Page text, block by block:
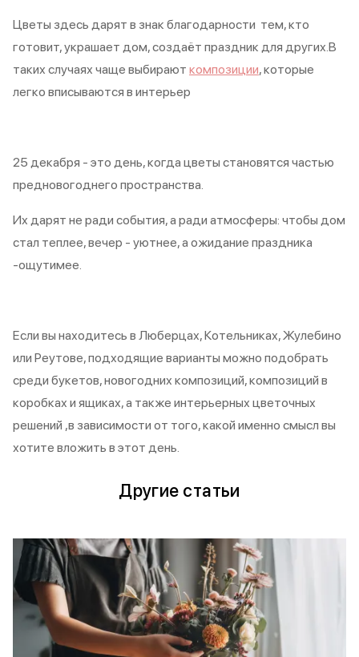
Цветы здесь дарят в знак благодарности тем, кто
готовит, украшает дом, создаёт праздник для других.В
таких случаях чаще выбирают композиции, которые
легко вписываются в интерьер
25 декабря - это день, когда цветы становятся частью
предновогоднего пространства.
Их дарят не ради события, а ради атмосферы: чтобы дом
стал теплее, вечер - уютнее, а ожидание праздника
-ощутимее.
Если вы находитесь в Люберцах, Котельниках, Жулебино
или Реутове, подходящие варианты можно подобрать
среди букетов, новогодних композиций, композиций в
коробках и ящиках, а также интерьерных цветочных
решений ,в зависимости от того, какой именно смысл вы
хотите вложить в этот день.
Другие статьи